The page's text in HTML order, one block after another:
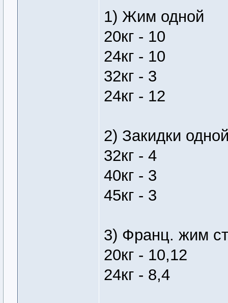
1) Жим одной
20кг - 10
24кг - 10
32кг - 3
24кг - 12
2) Закидки
32кг - 4
40кг - 3
45кг - 3
3) Франц. жим
20кг - 10,12
24кг - 8,4